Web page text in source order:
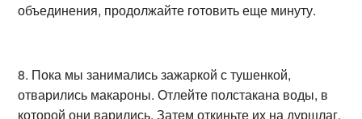
объединения, продолжайте готовить еще минуту.
8. Пока мы занимались зажаркой с тушенкой,
отварились макароны. Отлейте полстакана воды, в
которой они варились. Затем откиньте их на дуршлаг,